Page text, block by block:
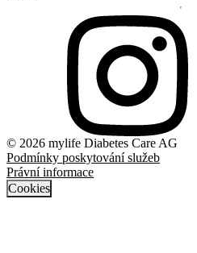
© 2026 mylife Diabetes Care AG
Podmínky poskytování služeb
Právní informace
Cookies